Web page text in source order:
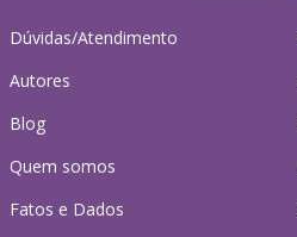
Dúvidas/Atendimento
Autores
Blog
Quem somos
Fatos e Dados